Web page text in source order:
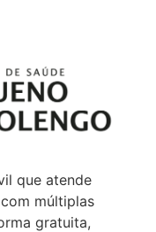
que atende
múltiplas
gratuita,